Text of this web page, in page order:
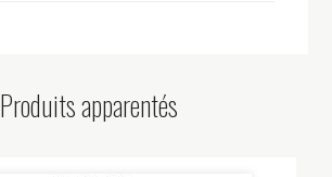
Produits apparentés